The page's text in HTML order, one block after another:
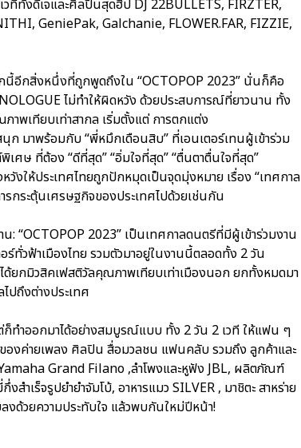
ทีทั้งดีเจและศิลปินสุดฮิป DJ 22BULLETS, FIRZTER,
GeniePak, Galchanie, FLOWER.FAR, FIZZIE,
นี้อีกสิ่งหนึ่งที่ถูกพูดถึงใน “OCTOPOP 2023” นั่นก็คือ
ไม่ทำให้ผิดหวัง ด้วยประสบการณ์ที่ยาวนาน ทั้ง
พเทียบเท่าสากล เริ่มตั้งแต่ การตกแต่ง
มาพร้อมกับ “พี่หมึกเดือนสิบ” ที่เอนเตอร์เทนผู้เข้าร่วม
ศษ ที่ต้อง “ดีที่สุด” “อิ่มใจที่สุด” “ตื่นตาตื่นใจที่สุด”
วังให้ประเทศไทยถูกปักหมุดเป็นจุดมุ่งหมาย เรื่อง “เทศกาล
กระตุ้นเศรษฐกิจของประเทศไปด้วยเช่นกัน
“OCTOPOP 2023” เป็นเทศกาลดนตรีที่มีผู้เข้าร่วมงาน
ร์ทั่วฟ้าเมืองไทย รวมตัวมาอยู่ในงานนี้ตลอดทั้ง 2 วัน
ได้ยกมิวสิคเฟสติวัลคุณภาพเทียบเท่าเมืองนอก ยกทั้งหมดมา
ปถึงต่างประเทศ
ก็ทำออกมาได้อย่างสมบูรณ์แบบ ทั้ง 2 วัน 2 เวที ให้แฟน ๆ
ค่ายเพลง ศิลปิน สื่อมวลชน แฟนคลับ รวมถึง ลูกค้าและ
Grand Filano ,ลำโพงและหูฟัง JBL, ผลิตภัณฑ์
ำเร็จรูปยำยำจัมโบ้, อาหารแมว SILVER , มาชิตะ สาหร่าย
งด้วยความประทับใจ แล้วพบกันใหม่ปีหน้า!